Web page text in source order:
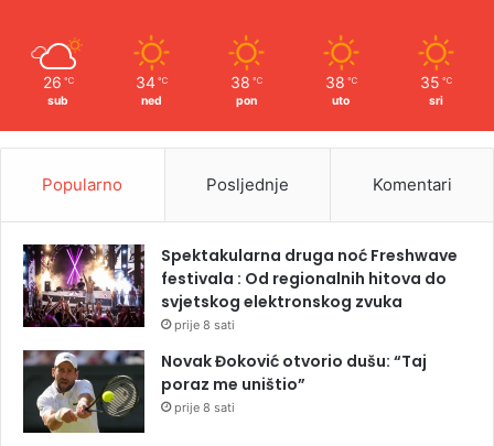
26 ℃
sub
34 ℃
ned
38 ℃
pon
38 ℃
uto
35 ℃
sri
Popularno Posljednje Komentari
Spektakularna druga noć Freshwave
festivala : Od regionalnih hitova do
svjetskog elektronskog zvuka
prije 8 sati
Novak Đoković otvorio dušu: “Taj
poraz me uništio”
prije 8 sati